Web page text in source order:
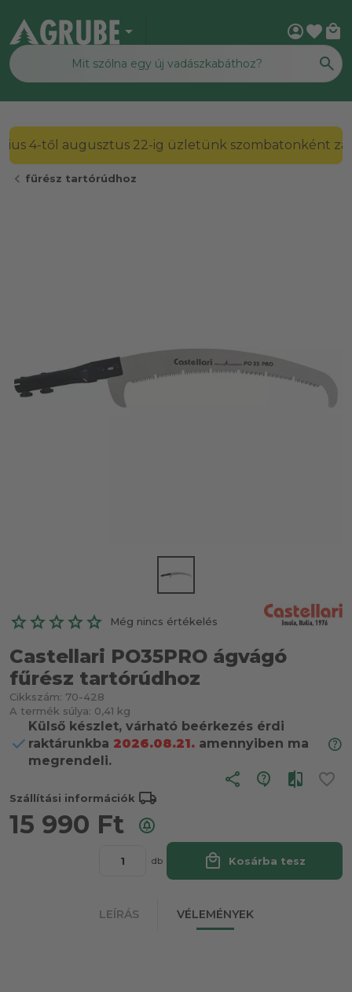
arrow_drop_down account_circlefavorite local_mall
2026. július 4-től augusztus 22-ig üzletünk
chevron_left fűrész tartórúdhoz
Még nincs értékelés
Castellari PO35PRO ágvágó
fűrész tartórúdhoz
Cikkszám: 70-428
A termék súlya: 0,41 kg
Külső készlet, várható beérkezés érdi
raktárunkba 2026.08.21. amennyiben ma
megrendeli.
share
Szállítási információk local_shipping
15 990 Ft
db local_mall Kosárba tesz
LEÍRÁS VÉLEMÉNYEK